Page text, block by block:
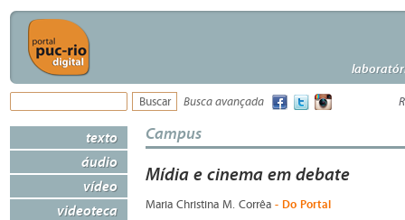
Busca avançada
texto
áudio
vídeo
videoteca
Campus
Mídia e cinema em debate
Maria Christina M. Corrêa - Do Portal